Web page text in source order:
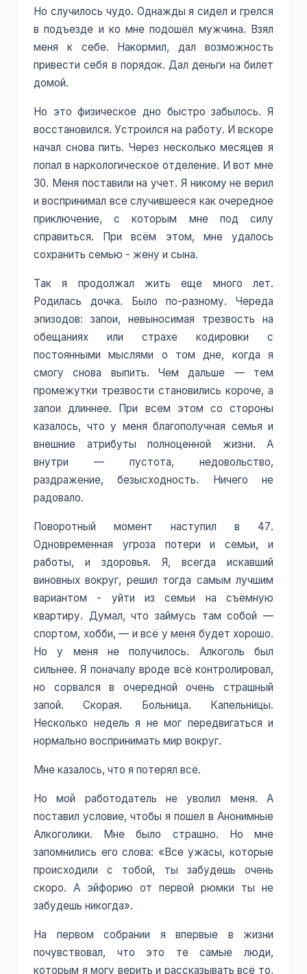
Но случилось чудо. Однажды я сидел и грелся
в подъезде и ко мне подошёл мужчина. Взял
меня к себе. Накормил, дал возможность
привести себя в порядок. Дал деньги на билет
домой.
Но это физическое дно быстро забылось. Я
восстановился. Устроился на работу. И вскоре
начал снова пить. Через несколько месяцев я
попал в наркологическое отделение. И вот мне
30. Меня поставили на учет. Я никому не верил
и воспринимал все случившееся как очередное
приключение, с которым мне под силу
справиться. При всём этом, мне удалось
сохранить семью - жену и сына.
Так я продолжал жить еще много лет.
Родилась дочка. Было по-разному. Череда
эпизодов: запои, невыносимая трезвость на
обещаниях или страхе кодировки с
постоянными мыслями о том дне, когда я
смогу снова выпить. Чем дальше — тем
промежутки трезвости становились короче, а
запои длиннее. При всем этом со стороны
казалось, что у меня благополучная семья и
внешние атрибуты полноценной жизни. А
внутри — пустота, недовольство,
раздражение, безысходность. Ничего не
радовало.
Поворотный момент наступил в 47.
Одновременная угроза потери и семьи, и
работы, и здоровья. Я, всегда искавший
виновных вокруг, решил тогда самым лучшим
вариантом - уйти из семьи на съёмную
квартиру. Думал, что займусь там собой —
спортом, хобби, — и всё у меня будет хорошо.
Но у меня не получилось. Алкоголь был
сильнее. Я поначалу вроде всё контролировал,
но сорвался в очередной очень страшный
запой. Скорая. Больница. Капельницы.
Несколько недель я не мог передвигаться и
нормально воспринимать мир вокруг.
Мне казалось, что я потерял всё.
Но мой работодатель не уволил меня. А
поставил условие, чтобы я пошел в Анонимные
Алкоголики. Мне было страшно. Но мне
запомнились его слова: «Все ужасы, которые
происходили с тобой, ты забудешь очень
скоро. А эйфорию от первой рюмки ты не
забудешь никогда».
На первом собрании я впервые в жизни
почувствовал, что это те самые люди,
которым я могу верить и рассказывать всё то,